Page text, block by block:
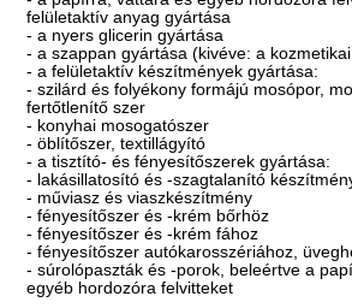
felületaktív anyag gyártása
- a nyers glicerin gyártása
- a szappan gyártása (kivéve: a
- a felületaktív készítmények gyártása:
- szilárd és folyékony formájú mosópor,
fertőtlenítő szer
- konyhai mosogatószer
- öblítőszer, textillágyító
- a tisztító- és fényesítőszerek gyártása:
- lakásillatosító és -szagtalanító
- műviasz és viaszkészítmény
- fényesítőszer és -krém bőrhöz
- fényesítőszer és -krém fához
- fényesítőszer autókarosszériához,
- súrolópaszták és -porok, beleértve a
egyéb hordozóra felvitteket